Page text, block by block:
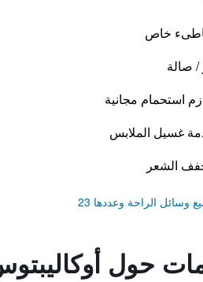
خاص
/ صالة
استحمام مجانية
غسيل الملابس
الشعر
الراحة وعددها 23
حول